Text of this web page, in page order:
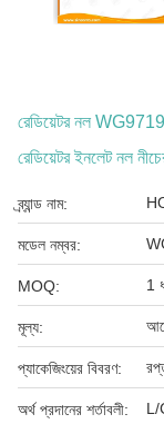
রেডিয়েটর নল
রেডিয়েটর ইনলেট নল
ব্র্যান্ড নাম:
মডেল নম্বর:
MOQ: 1
মূল্য:
প্যাকেজিংয়ের বিবরণ:
অর্থ প্রদানের শর্তাবলী: L/